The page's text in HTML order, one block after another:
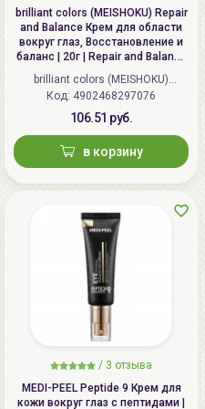
brilliant colors (MEISHOKU) Repair
and Balance Крем для области
вокруг глаз, Восстановление и
баланс | 20г | Repair and Balance
Mild Eye Cream
brilliant colors (MEISHOKU)
(Япония)
Код: 4902468297076
106.51 руб.
в корзину
/ 3 отзыва
MEDI-PEEL Peptide 9 Крем для
кожи вокруг глаз с пептидами |